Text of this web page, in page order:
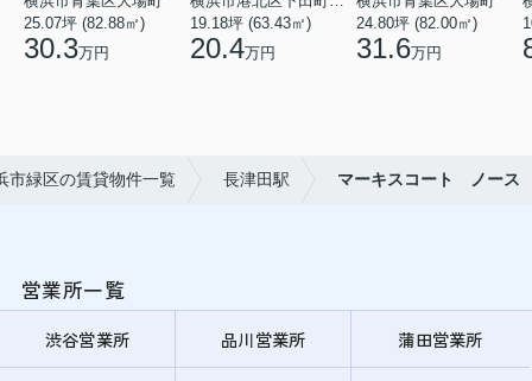
25.07坪 (82.88㎡)
30.3万円
19.18坪 (63.43㎡)
20.4万円
24.80坪 (82.00㎡)
31.6万円
市緑区の賃貸物件一覧 長津田駅 マーキスコート ノース
営業所一覧
渋谷営業所 品川営業所 蒲田営業所